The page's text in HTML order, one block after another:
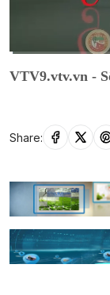
VTV9.vtv.vn -
Share: